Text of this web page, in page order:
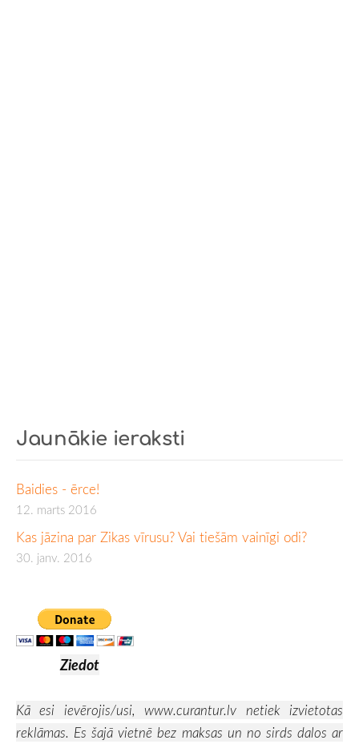
Jaunākie ieraksti
Baidies - ērce!
12. marts 2016
Kas jāzina par Zikas vīrusu? Vai tiešām vainīgi odi?
30. janv. 2016
Ziedot
Kā esi ievērojis/usi, www.curantur.lv netiek izvietotas
reklāmas. Es šajā vietnē bez maksas un no sirds dalos ar